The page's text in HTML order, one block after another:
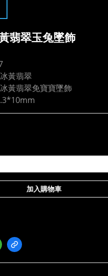
翡翠玉兔墜飾
黃翡翠
黃翡翠免寶寶墜飾
加入購物車